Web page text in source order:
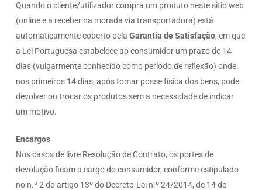
Quando o cliente/utilizador compra um produto neste sítio web
(online e a receber na morada via transportadora) está
automaticamente coberto pela Garantia de Satisfação, em que
a Lei Portuguesa estabelece ao consumidor um prazo de 14
dias (vulgarmente conhecido como período de reflexão) onde
nos primeiros 14 dias, após tomar posse física dos bens, pode
devolver ou trocar os produtos sem a necessidade de indicar
um motivo.
Encargos
Nos casos de livre Resolução de Contrato, os portes de
devolução ficam a cargo do consumidor, conforme estipulado
no n.º 2 do artigo 13º do Decreto-Lei n.º 24/2014, de 14 de